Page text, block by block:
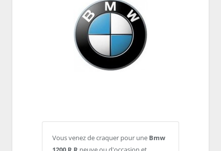
Vous venez de craquer pour une Bmw